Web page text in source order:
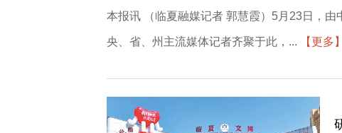
本报讯 （临夏融媒记者 郭慧霞）5月23日，
央、省、州主流媒体记者齐聚于此，... 【更多】